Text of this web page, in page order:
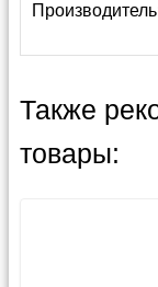
Также
товары: